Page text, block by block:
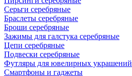
Серьги серебряные
Браслеты серебряные
Броши серебряные
Зажимы для галстука серебряные
Цепи серебряные
Подвески серебряные
Футляры для ювелирных украшений
Смартфоны и гаджеты